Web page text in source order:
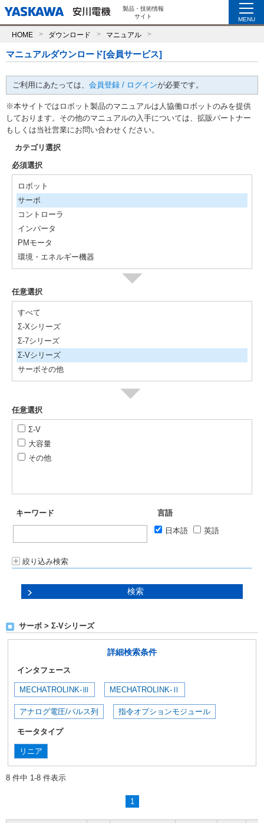
製品・技術情報
サイト
MENU
HOME ダウンロード マニュアル
マニュアルダウンロード[会員サービス]
ご利用にあたっては、 会員登録 / ログインが必要です。
※本サイトではロボット製品のマニュアルは人協働ロボットのみを提供
しております。その他のマニュアルの入手については、拡販パートナー
もしくは当社営業にお問い合わせください。
カテゴリ選択
必須選択
ロボット
サーボ
コントローラ
インバータ
PMモータ
環境・エネルギー機器
任意選択
すべて
Σ-Xシリーズ
Σ-7シリーズ
Σ-Vシリーズ
サーボその他
任意選択
Σ-V
大容量
その他
キーワード
言語
日本語
英語
絞り込み検索
サーボ > Σ-Vシリーズ
詳細検索条件
インタフェース
MECHATROLINK-Ⅲ MECHATROLINK-Ⅱ
アナログ電圧/パルス列 指令オプションモジュール
モータタイプ
リニア
8 件中 1-8 件表示
1